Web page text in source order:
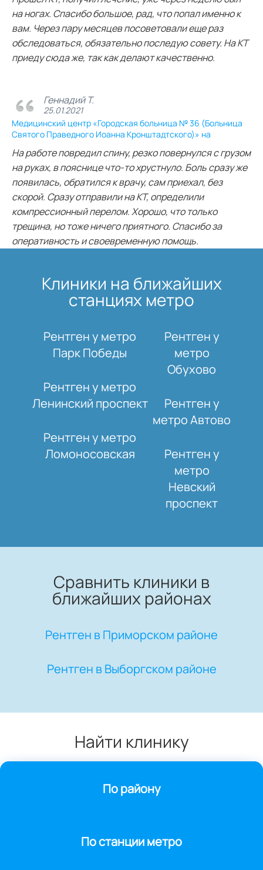
на ногах. Спасибо большое, рад, что попал именно к
вам. Через пару месяцев посоветовали еще раз
обследоваться, обязательно последую совету. На КТ
приеду сюда же, так как делают качественно.
Геннадий Т.
25.01.2021
Медицинский центр «Городская больница № 36 (Больница
Святого Праведного Иоанна Кронштадтского)» на
На работе повредил спину, резко повернулся с грузом
на руках, в пояснице что-то хрустнуло. Боль сразу же
появилась, обратился к врачу, сам приехал, без
скорой. Сразу отправили на КТ, определили
компрессионный перелом. Хорошо, что только
трещина, но тоже ничего приятного. Спасибо за
оперативность и своевременную помощь.
Клиники на ближайших
станциях метро
Рентген у метро
Парк Победы
Рентген у метро
Ленинский проспект
Рентген у метро
Ломоносовская
Рентген у
метро
Обухово
Рентген у
метро Автово
Рентген у
метро
Невский
проспект
Сравнить клиники в
ближайших районах
Рентген в Приморском районе
Рентген в Выборгском районе
Найти клинику
По району
По станции метро